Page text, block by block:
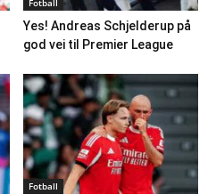
Fotball
Yes! Andreas Schjelderup på
god vei til Premier League
Fotball